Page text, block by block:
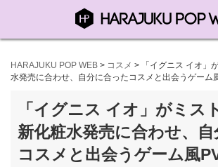
HARAJUKU POP WEB > コスメ >
「イグニス イオ」
水発売に合わせ、自分に合ったコスメと出会うゲーム
「イグニス イオ」がミス
新化粧水発売に合わせ、
コスメと出会うゲーム風